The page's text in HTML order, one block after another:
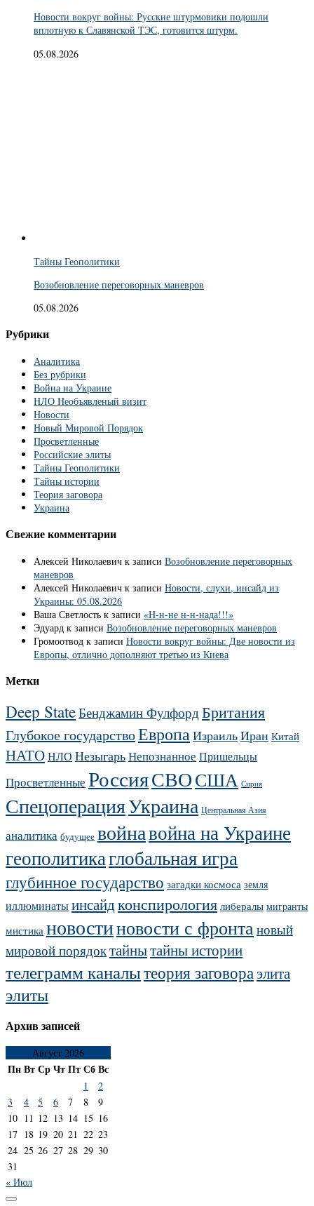
Новости вокруг войны: Русские штурмовики подошли
вплотную к Славянской ТЭС, готовится штурм.
05.08.2026
Тайны Геополитики
Возобновление переговорных маневров
05.08.2026
Рубрики
Аналитика
Без рубрики
Война на Украине
НЛО Необъявленый визит
Новости
Новый Мировой Порядок
Просветленные
Российские элиты
Тайны Геополитики
Тайны истории
Теория заговора
Украина
Свежие комментарии
Алексей Николаевич к записи Возобновление переговорных
маневров
Алексей Николаевич к записи Новости, слухи, инсайд из
Украины: 05.08.2026
Ваша Светлость к записи «Н-н-не н-н-нада!!!»
Эдуард к записи Возобновление переговорных маневров
Громоотвод к записи Новости вокруг войны: Две новости из
Европы, отлично дополняют третью из Киева
Метки
Deep StateБенджамин Фулфорд Британия
Глубокое государствоЕвропаИзраильИран Китай
НАТОНЛО НезыгарьНепознанное Пришельцы
Просветленные РоссияСВОСША Сирия
СпецоперацияУкраина Центральная Азия
аналитика будущее войнавойна на Украине
геополитикаглобальная игра
глубинное государство загадки космоса земля
иллюминатыинсайдконспирология либералы мигранты
мистика новостиновости с фронта новый
мировой порядоктайнытайны истории
телеграмм каналытеория заговораэлита
элиты
Архив записей
Август 2026
ПнВтСрЧтПтСбВс
1
2
3
4 5 6 7 8
9
10 11 12 13 14 15 16
17 18 19 20 21 22 23
24 25 26 27 28 29 30
31
« Июл